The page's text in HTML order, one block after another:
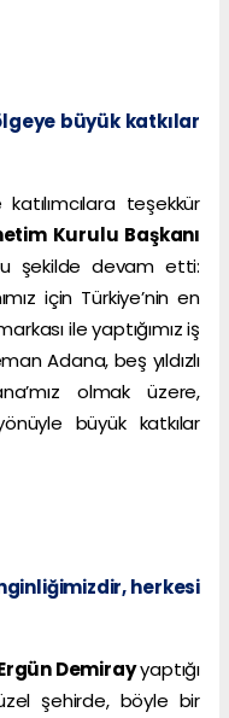
büyük katkılar
teşekkür
Kurulu Başkanı
şekilde devam etti:
için Türkiye’nin en
ile yaptığımız iş
Adana, beş yıldızlı
olmak üzere,
büyük katkılar
herkesi
Demirayyaptığı
şehirde, böyle bir